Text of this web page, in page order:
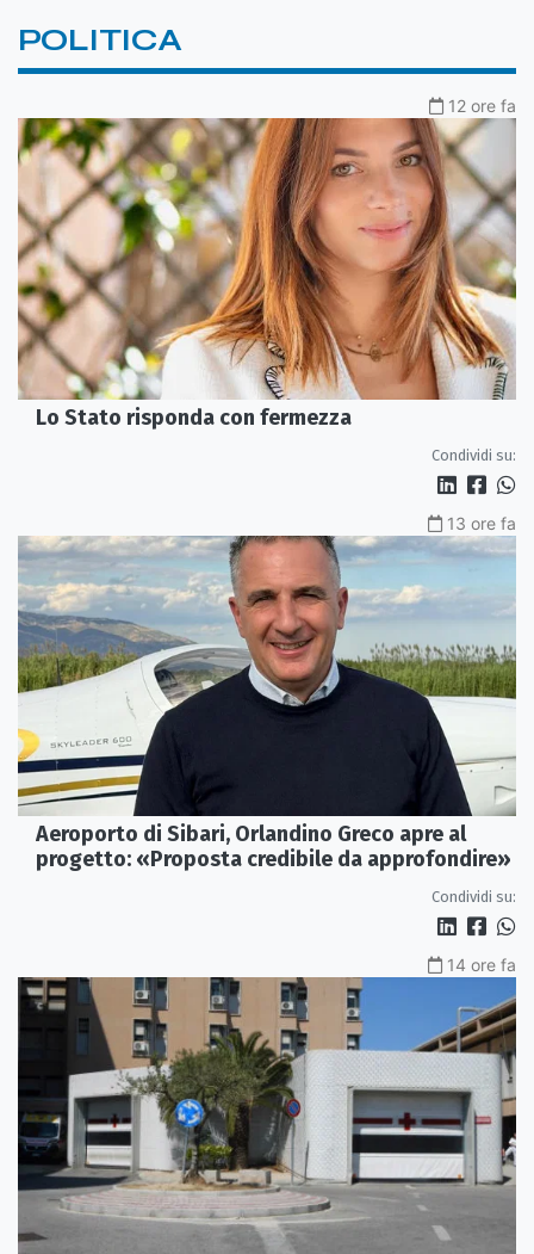
POLITICA
12 ore fa
Lo Stato risponda con fermezza
Condividi su:
13 ore fa
Aeroporto di Sibari, Orlandino Greco apre al
progetto: «Proposta credibile da approfondire»
Condividi su:
14 ore fa